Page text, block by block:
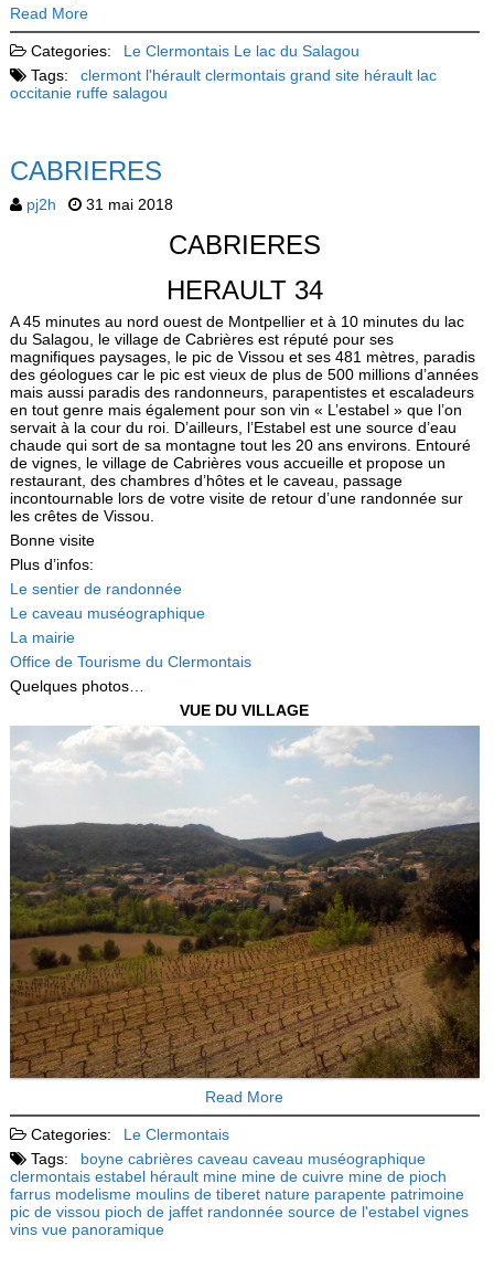
Read More
Categories: Le Clermontais Le lac du Salagou
Tags:
clermont l'hérault clermontais grand site hérault lac
occitanie ruffe salagou
CABRIERES
pj2h 31 mai 2018
CABRIERES
HERAULT 34
A 45 minutes au nord ouest de Montpellier et à 10 minutes du lac
du Salagou, le village de Cabrières est réputé pour ses
magnifiques paysages, le pic de Vissou et ses 481 mètres, paradis
des géologues car le pic est vieux de plus de 500 millions d’années
mais aussi paradis des randonneurs, parapentistes et escaladeurs
en tout genre mais également pour son vin « L’estabel » que l’on
servait à la cour du roi. D’ailleurs, l’Estabel est une source d’eau
chaude qui sort de sa montagne tout les 20 ans environs. Entouré
de vignes, le village de Cabrières vous accueille et propose un
restaurant, des chambres d’hôtes et le caveau, passage
incontournable lors de votre visite de retour d’une randonnée sur
les crêtes de Vissou.
Bonne visite
Plus d’infos:
Le sentier de randonnée
Le caveau muséographique
La mairie
Office de Tourisme du Clermontais
Quelques photos…
VUE DU VILLAGE
Read More
Categories:
Le Clermontais
Tags:
boyne cabrières caveau caveau muséographique
clermontais estabel hérault mine mine de cuivre mine de pioch
farrus modelisme moulins de tiberet nature parapente patrimoine
pic de vissou pioch de jaffet randonnée source de l'estabel vignes
vins vue panoramique